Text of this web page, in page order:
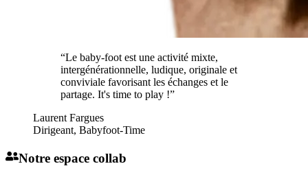
“Le baby-foot est une activité mixte,
intergénérationnelle, ludique, originale et
conviviale favorisant les échanges et le
partage. It's time to play !”
Laurent Fargues
Dirigeant, Babyfoot-Time
Notre espace collab